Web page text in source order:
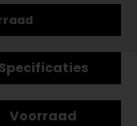
Specificaties
Voorraad